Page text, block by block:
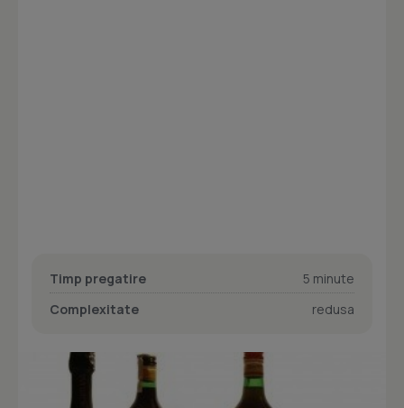
Timp pregatire
5 minute
Complexitate
redusa